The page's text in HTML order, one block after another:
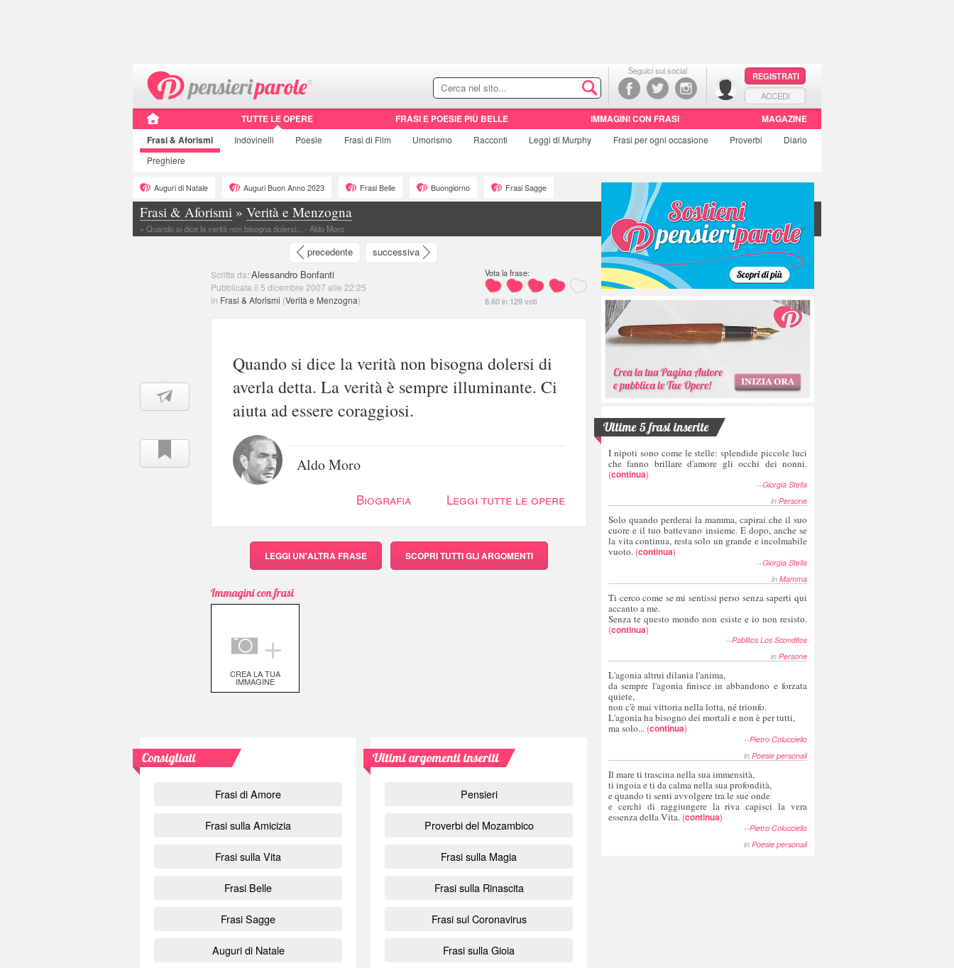
Seguici sui social
REGISTRATI
ACCEDI
TUTTE LE OPERE FRASI E POESIE PIÙ BELLE IMMAGINI CON FRASI
MAGAZINE
Frasi& Aforismi Indovinelli Poesie Frasi di Film Umorismo Racconti Leggi di Murphy Frasi per ogni occasione Proverbi
Diario
Preghiere
Auguri di Natale Auguri Buon Anno 2023 Frasi Belle Buongiorno Frasi Sagge
Frasi & Aforismi » Verità e Menzogna
» Quando si dice la verità non bisogna dolersi... - Aldo Moro
precedente successiva
Scritta da: Alessandro Bonfanti
Pubblicata il 5 dicembre 2007 alle 22:25
in Frasi & Aforismi (Verità e Menzogna)
Vota la frase:
8.60in 129voti
Quando si dice la verità non bisogna dolersi di
averla detta. La verità è sempre illuminante. Ci
aiuta ad essere coraggiosi.
Aldo Moro
Biografia Leggi tutte le opere
LEGGI UN'ALTRA FRASE SCOPRITUTTI GLI ARGOMENTI
Immagini con frasi
＋
CREA LA TUA
IMMAGINE
Consigliati
Frasi di Amore
Frasi sulla Amicizia
Frasi sulla Vita
Frasi Belle
Frasi Sagge
Auguri di Natale
Ultimi argomenti inseriti
Pensieri
Proverbi del Mozambico
Frasi sulla Magia
Frasi sulla Rinascita
Frasi sul Coronavirus
Frasi sulla Gioia
Ultime 5 frasi inserite
I nipoti sono come le stelle: splendide piccole luci
che fanno brillare d'amore gli occhi dei nonni.
(continua)
--Giorgia Stella
in Persone
Solo quando perderai la mamma, capirai che il suo
cuore e il tuo battevano insieme. E dopo, anche se
la vita continua, resta solo un grande e incolmabile
vuoto. (continua)
--Giorgia Stella
in Mamma
Ti cerco come se mi sentissi perso senza saperti qui
accanto a me.
Senza te questo mondo non esiste e io non resisto.
(continua)
--Pablitos Los Sconditos
in Persone
L'agonia altrui dilania l'anima,
da sempre l'agonia finisce in abbandono e forzata
quiete,
non c'è mai vittoria nella lotta, né trionfo.
L'agonia ha bisogno dei mortali e non è per tutti,
ma solo... (continua)
--Pietro Colucciello
in Poesie personali
Il mare ti trascina nella sua immensità,
ti ingoia e ti da calma nella sua profondità,
e quando ti senti avvolgere tra le sue onde
e cerchi di raggiungere la riva capisci la vera
essenza della Vita. (continua)
--Pietro Colucciello
in Poesie personali